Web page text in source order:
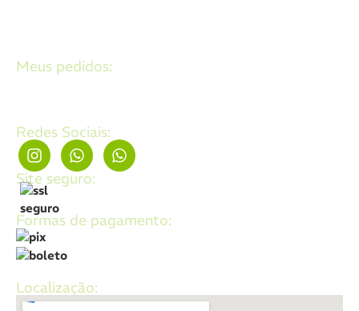
Meus pedidos:
Redes Sociais:
Site seguro:
Formas de pagamento:
Localização: